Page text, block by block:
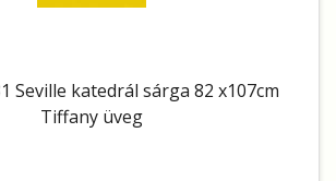
Seville katedrál sárga 82 x107cm
Tiffany üveg